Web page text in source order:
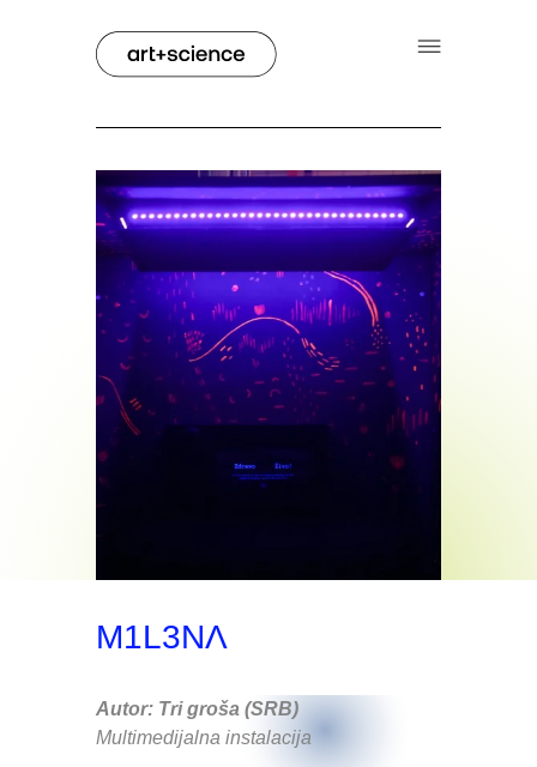
M1L3NɅ
Autor: Tri groša (SRB)
Multimedijalna instalacija